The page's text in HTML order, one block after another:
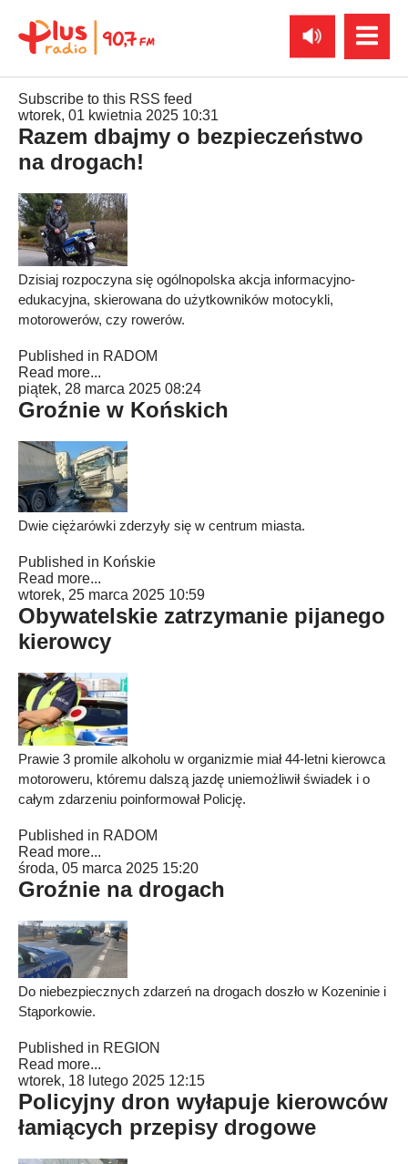
Subscribe to this RSS feed
wtorek, 01 kwietnia 2025 10:31
Razem dbajmy o bezpieczeństwo
na drogach!
Dzisiaj rozpoczyna się ogólnopolska akcja informacyjno-
edukacyjna, skierowana do użytkowników motocykli,
motorowerów, czy rowerów.
Published in RADOM
Read more...
piątek, 28 marca 2025 08:24
Groźnie w Końskich
Dwie ciężarówki zderzyły się w centrum miasta.
Published in Końskie
Read more...
wtorek, 25 marca 2025 10:59
Obywatelskie zatrzymanie pijanego
kierowcy
Prawie 3 promile alkoholu w organizmie miał 44-letni kierowca
motoroweru, któremu dalszą jazdę uniemożliwił świadek i o
całym zdarzeniu poinformował Policję.
Published in RADOM
Read more...
środa, 05 marca 2025 15:20
Groźnie na drogach
Do niebezpiecznych zdarzeń na drogach doszło w Kozeninie i
Stąporkowie.
Published in REGION
Read more...
wtorek, 18 lutego 2025 12:15
Policyjny dron wyłapuje kierowców
łamiących przepisy drogowe